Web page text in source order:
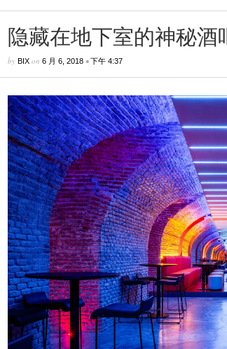
隐藏在地下室的神秘
by BIXon 6 月 6, 2018•下午 4:37